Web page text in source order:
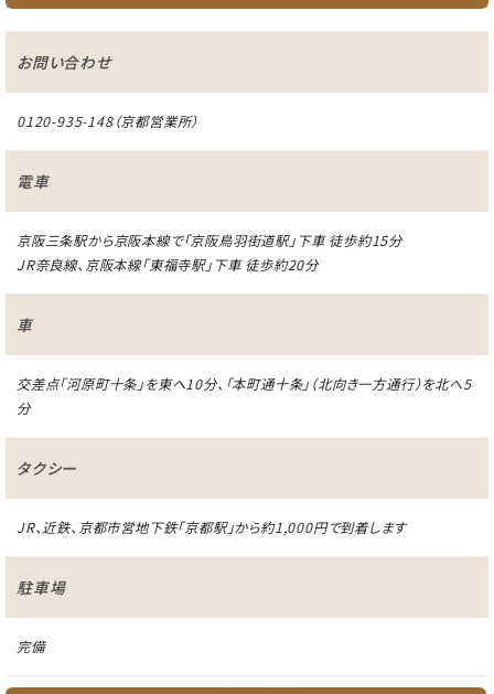
お問い合わせ
0120-935-148（京都営業所）
電車
京阪三条駅から京阪本線で「京阪鳥羽街道駅」下車 徒歩約15分
JR奈良線、京阪本線「東福寺駅」下車 徒歩約20分
車
交差点「河原町十条」を東へ10分、「本町通十条」（北向き一方通行）を北へ5
分
タクシー
JR、近鉄、京都市営地下鉄「京都駅」から約1,000円で到着します
駐車場
完備